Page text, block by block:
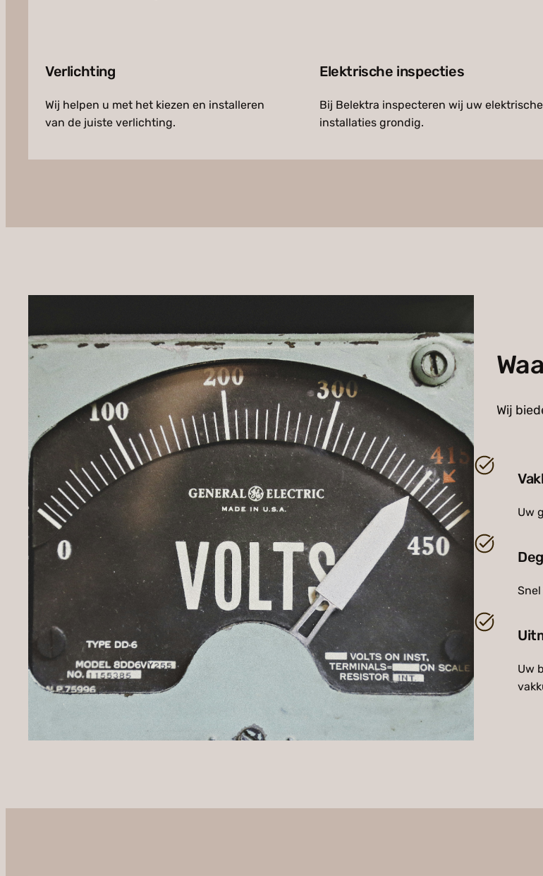
Verlichting
Wij helpen u met het kiezen en installeren
van de juiste verlichting.
Elektrische inspecties
Bij Belektra inspecteren wij uw elektrische
installaties grondig.
Wij
Uw
Uw